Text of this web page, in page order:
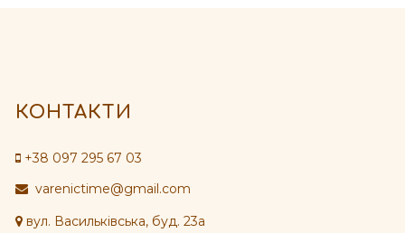
КОНТАКТИ
+38 097 295 67 03
varenictime@gmail.com
вул. Васильківська, буд. 23а